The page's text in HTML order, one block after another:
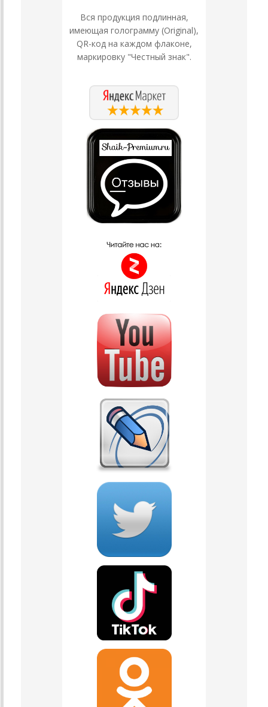
Вся продукция подлинная,
имеющая голограмму (Original),
QR-код на каждом флаконе,
маркировку "Честный знак".